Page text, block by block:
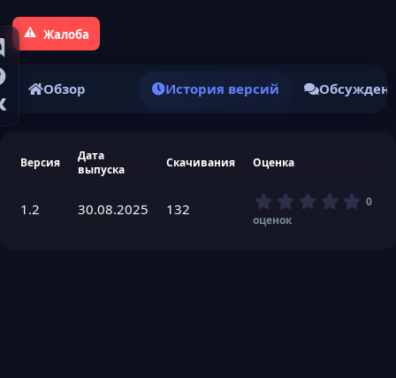
Жалоба
Обзор История версий
Версия
Дата
выпуска
Скачивания Оценка
1.2 30.08.2025 132 0
0
оценок